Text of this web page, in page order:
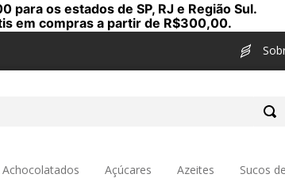
para os estados de SP, RJ e Região Sul.
em compras a partir de R$300,00.
Achocolatados Açúcares Azeites Sucos